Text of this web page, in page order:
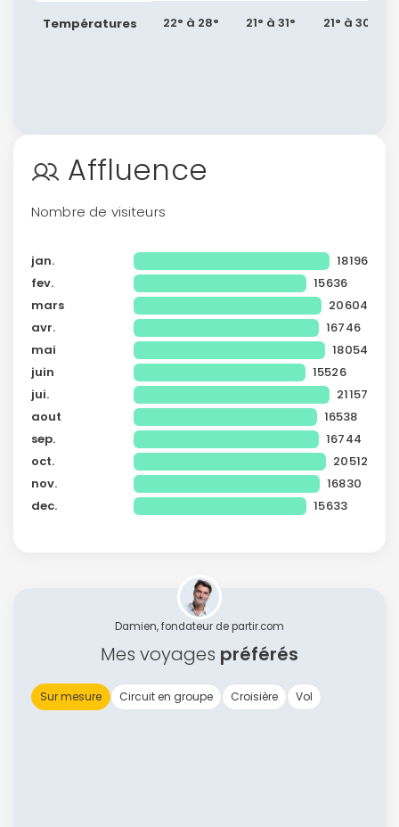
Températures 22° à 28° 21° à 31° 21° à 30°
Affluence
Nombre de visiteurs
jan.
18196
fev.
15636
mars
20604
avr.
16746
mai
18054
juin
15526
jui.
21157
aout
16538
sep.
16744
oct.
20512
nov.
16830
dec.
15633
Damien, fondateur de partir.com
Mes voyages préférés
Sur mesure Circuit en groupe Croisière Vol